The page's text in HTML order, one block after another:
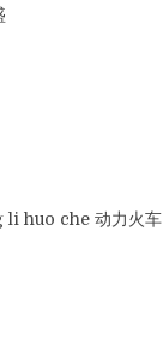
huo che 动力火车